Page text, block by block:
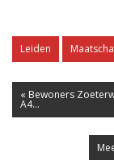
Leiden
« Bewoners
A4...